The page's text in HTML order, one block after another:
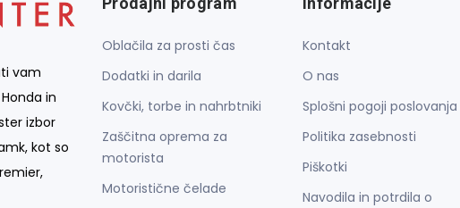
vam
in
izbor
kot so
Oblačila za prosti čas
Dodatki in darila
Kovčki, torbe in nahrbtniki
Zaščitna oprema za
motorista
Motoristične čelade
Kontakt
O nas
Splošni pogoji poslovanja
Politika zasebnosti
Piškotki
Navodila in potrdila o